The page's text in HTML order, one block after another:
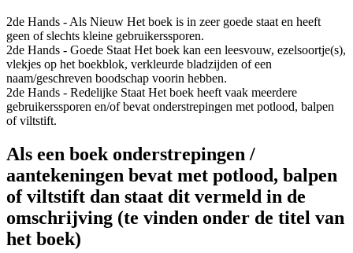
2de Hands - Als Nieuw Het boek is in zeer goede staat en heeft
geen of slechts kleine gebruikerssporen.
2de Hands - Goede Staat Het boek kan een leesvouw, ezelsoortje(s),
vlekjes op het boekblok, verkleurde bladzijden of een
naam/geschreven boodschap voorin hebben.
2de Hands - Redelijke Staat Het boek heeft vaak meerdere
gebruikerssporen en/of bevat onderstrepingen met potlood, balpen
of viltstift.
Als een boek onderstrepingen /
aantekeningen bevat met potlood, balpen
of viltstift dan staat dit vermeld in de
omschrijving (te vinden onder de titel van
het boek)